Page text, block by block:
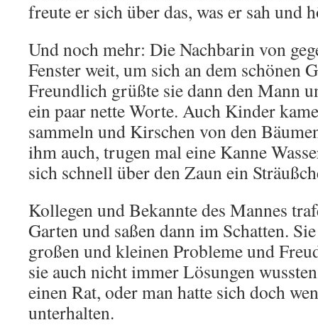
freute er sich über das, was er sah und
Und noch mehr: Die Nachbarin von
Fenster weit, um sich an dem schönen
Freundlich grüßte sie dann den Mann
ein paar nette Worte. Auch Kinder
sammeln und Kirschen von den
ihm auch, trugen mal eine Kanne
sich schnell über den Zaun ein
Kollegen und Bekannte des Mannes
Garten und saßen dann im Schatten.
großen und kleinen Probleme und
sie auch nicht immer Lösungen
einen Rat, oder man hatte sich doch
unterhalten.